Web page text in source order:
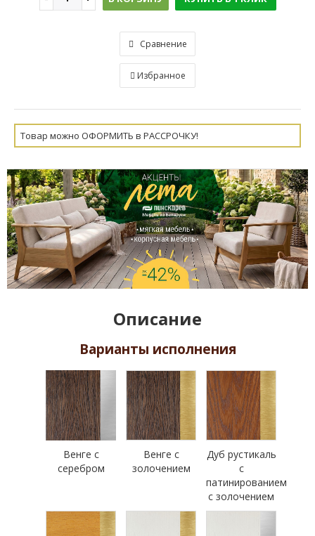
Сравнение
Избранное
Товар можно ОФОРМИТЬ в РАССРОЧКУ!
Описание
Варианты исполнения
Венге с
серебром
Венге с
золочением
Дуб рустикаль
с
патинированием
с золочением